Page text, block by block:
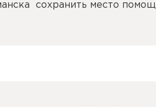
сохранить место